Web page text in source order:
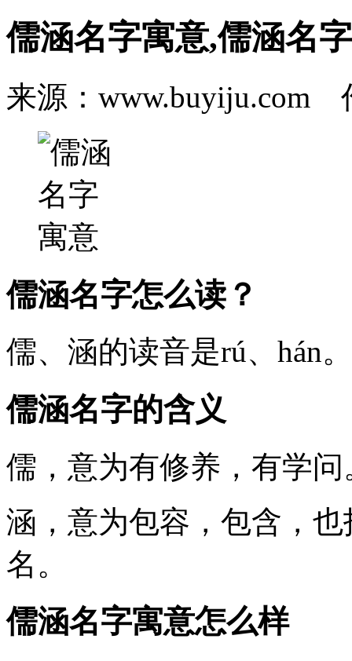
儒涵名字寓意,儒涵名
来源：www.buyiju.com
儒涵名字怎么读？
儒、 涵的读音是rú、hán
儒涵名字的含义
儒 ，意为有修养，有学问
涵 ，意为包容，包含，
名。
儒涵名字寓意怎么样